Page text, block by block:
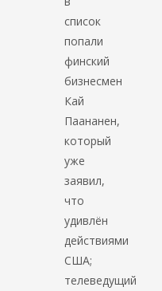
список
попали
финский
бизнесмен
Кай
Паананен,
который
уже
заявил,
что
удивлён
действиями
США;
телеведущий